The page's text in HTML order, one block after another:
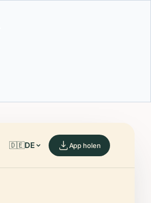
🇩🇪DE App holen